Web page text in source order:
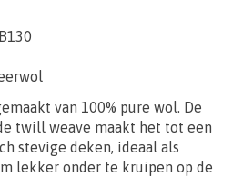
van 100% pure wol. De
twill weave maakt het tot een
stevige deken, ideaal als
lekker onder te kruipen op de